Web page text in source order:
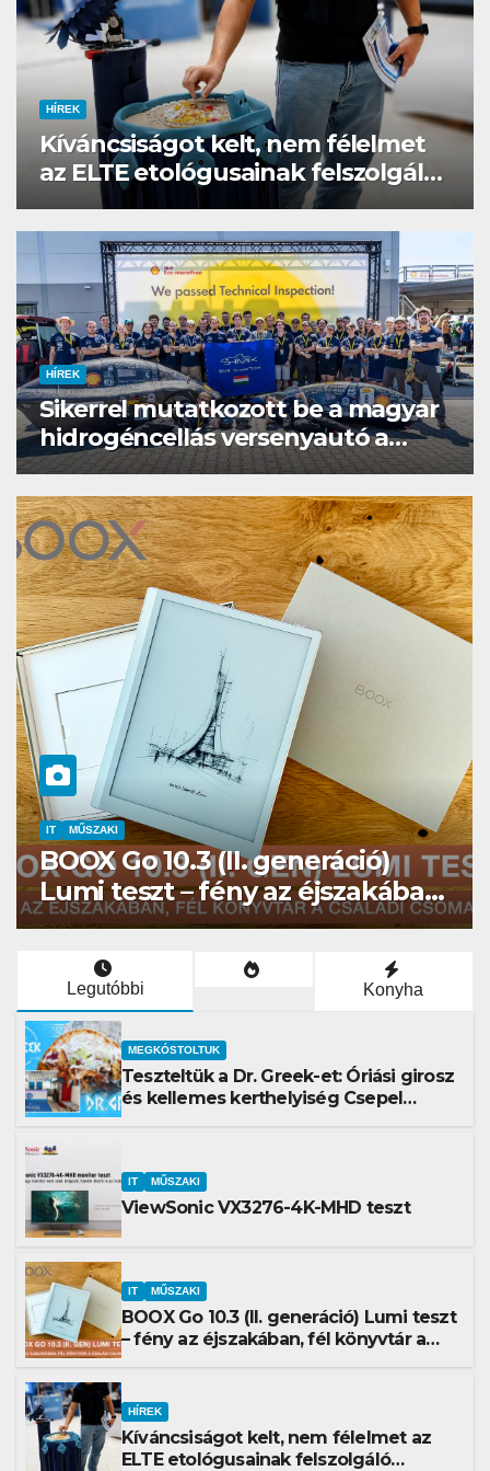
HÍREK
Kíváncsiságot kelt, nem félelmet
az ELTE etológusainak felszolgáló
robotja
HÍREK
Sikerrel mutatkozott be a magyar
hidrogéncellás versenyautó a
Shell Eco-Marathonon
HÍREK
Kíváncsiságot kelt, nem
félelmet az ELTE etológusainak
felszolgáló robotja
Legutóbbi Konyha
MEGKÓSTOLTUK
Teszteltük a Dr. Greek-et: Óriási girosz
és kellemes kerthelyiség Csepel
IT MŰSZAKI
ViewSonic VX3276-4K-MHD teszt
IT MŰSZAKI
BOOX Go 10.3 (II. generáció) Lumi teszt
– fény az éjszakában, fél könyvtár a
HÍREK
Kíváncsiságot kelt, nem félelmet az
ELTE etológusainak felszolgáló